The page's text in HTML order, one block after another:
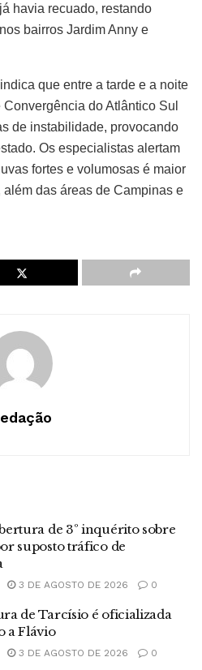
havia recuado, restando
bairros Jardim Anny e
que entre a tarde e a noite
do Atlântico Sul
de instabilidade, provocando
Os especialistas alertam
fortes e volumosas é maior
das áreas de Campinas e
de 3º inquérito sobre
suposto tráfico de
3 DE AGOSTO DE 2026 0
de Tarcísio é oficializada
a Flávio
3 DE AGOSTO DE 2026 0